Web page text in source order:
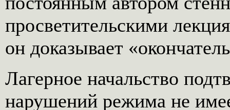
просветительскими
он доказывает
Лагерное начальство
нарушений режима не